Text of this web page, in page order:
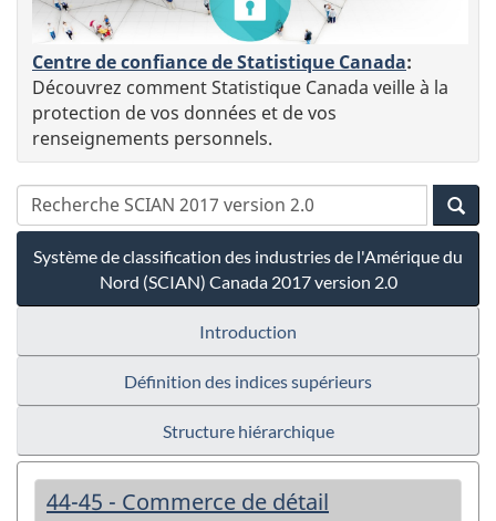
Centre de confiance de Statistique Canada:
Découvrez comment Statistique Canada veille à la
protection de vos données et de vos
renseignements personnels.
Système de classification des industries de l'Amérique du
Nord (SCIAN) Canada 2017 version 2.0
Introduction
Définition des indices supérieurs
Structure hiérarchique
44-45 - Commerce de détail